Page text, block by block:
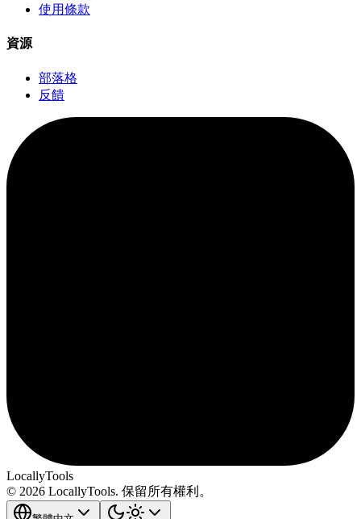
使用條款
資源
部落格
反饋
LocallyTools
© 2026 LocallyTools. 保留所有權利。